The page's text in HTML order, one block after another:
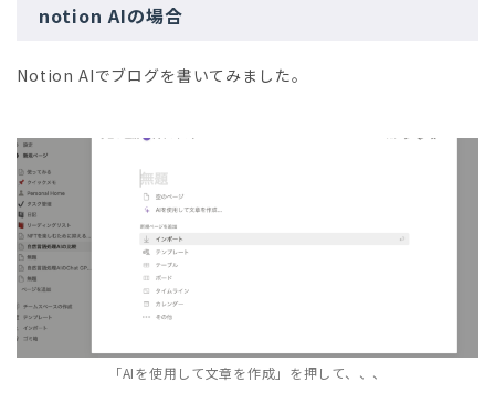
notion AIの場合
Notion AIでブログを書いてみました。
「AIを使用して文章を作成」を押して、、、